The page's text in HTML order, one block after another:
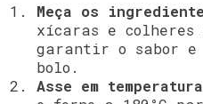
Meça os
xícaras e colheres
garantir o sabor
bolo.
Asse em